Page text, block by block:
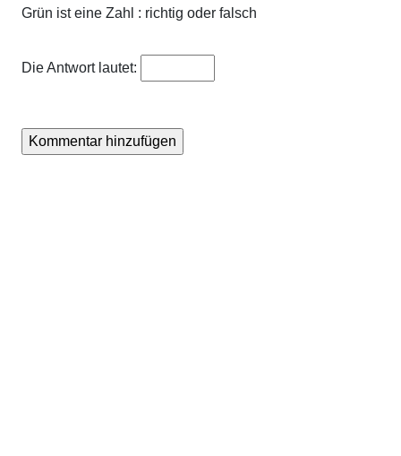
Grün ist eine Zahl : richtig oder falsch
Die Antwort lautet: